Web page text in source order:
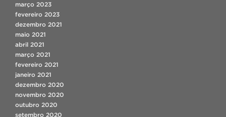
março 2023
fevereiro 2023
dezembro 2021
maio 2021
abril 2021
março 2021
fevereiro 2021
janeiro 2021
dezembro 2020
novembro 2020
outubro 2020
setembro 2020